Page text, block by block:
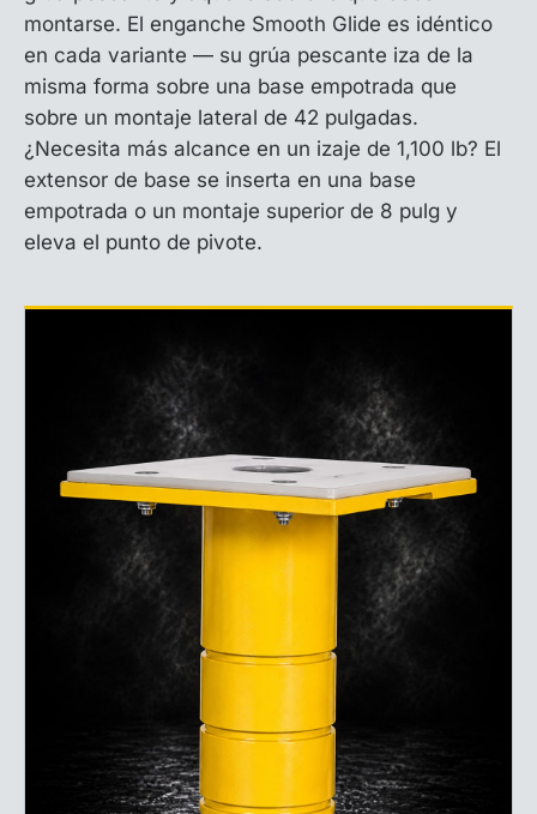
montarse. El enganche Smooth Glide es idéntico
en cada variante — su grúa pescante iza de la
misma forma sobre una base empotrada que
sobre un montaje lateral de 42 pulgadas.
¿Necesita más alcance en un izaje de 1,100 lb? El
extensor de base se inserta en una base
empotrada o un montaje superior de 8 pulg y
eleva el punto de pivote.